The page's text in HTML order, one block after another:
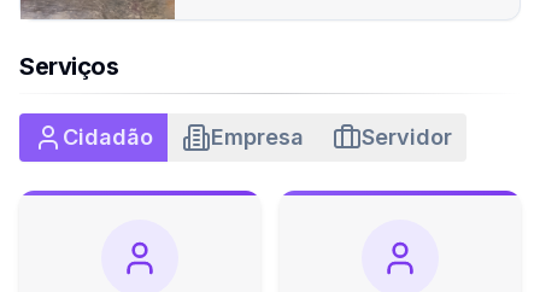
Serviços
Cidadão Empresa Servidor